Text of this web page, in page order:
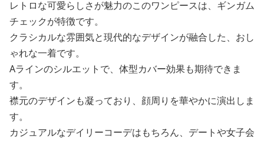
レトロな可愛らしさが魅力のこのワンピースは、ギンガム
チェックが特徴です。
クラシカルな雰囲気と現代的なデザインが融合した、おし
ゃれな一着です。
Aラインのシルエットで、体型カバー効果も期待できま
す。
襟元のデザインも凝っており、顔周りを華やかに演出しま
す。
カジュアルなデイリーコーデはもちろん、デートや女子会